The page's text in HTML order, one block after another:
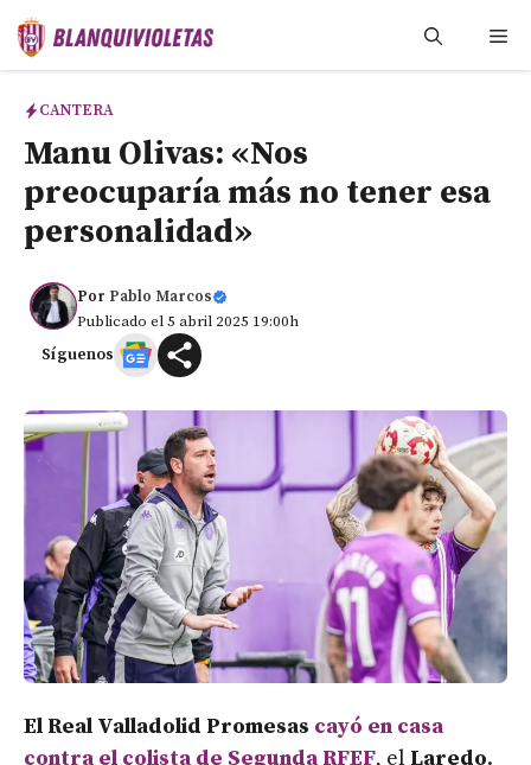
Saltar
CANTERA
Manu Olivas: «Nos
preocuparía más no tener esa
personalidad»
Por Pablo Marcos
Publicado el 5 abril 2025 19:00h
Síguenos
El Real Valladolid Promesas cayó en casa
contra el colista de Segunda RFEF, el Laredo.